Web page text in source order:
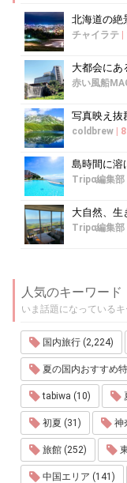
チャイラテ |
赤い風船
写真映え抜
coldbrew |
Tripα編集部
Tripα編集部
人気のキーワード
いま話題になっているキ
国内旅行 (2,224)
夏の国内おすすめ
tabiwa (10)
初夏 (31) 神
旅館 (252)
中国エリア (141)